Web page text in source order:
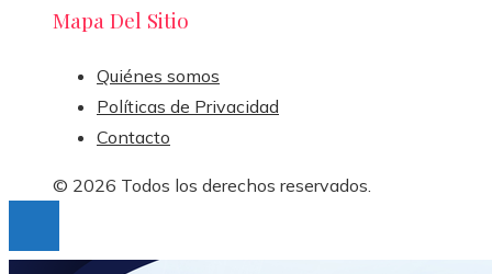
Mapa Del Sitio
Quiénes somos
Políticas de Privacidad
Contacto
© 2026 Todos los derechos reservados.